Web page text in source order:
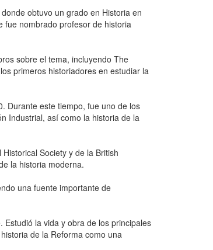
obtuvo un grado en Historia en
fue nombrado profesor de historia
sobre el tema, incluyendo The
primeros historiadores en estudiar la
Durante este tiempo, fue uno de los
Industrial, así como la historia de la
Society y de la British
la historia moderna.
una fuente importante de
la vida y obra de los principales
de la Reforma como una